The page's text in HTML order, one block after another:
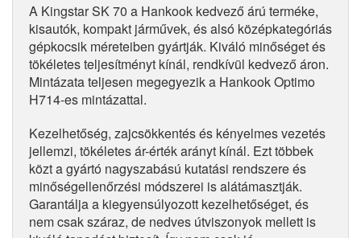
A Kingstar SK 70 a Hankook kedvező árú terméke,
kisautók, kompakt járművek, és alsó középkategóriás
gépkocsik méreteiben gyártják. Kiváló minőséget és
tökéletes teljesítményt kínál, rendkívül kedvező áron.
Mintázata teljesen megegyezik a Hankook Optimo
H714-es mintázattal.
Kezelhetőség, zajcsökkentés és kényelmes vezetés
jellemzi, tökéletes ár-érték arányt kínál. Ezt többek
közt a gyártó nagyszabású kutatási rendszere és
minőségellenőrzési módszerei is alátámasztják.
Garantálja a kiegyensúlyozott kezelhetőséget, és
nem csak száraz, de nedves útviszonyok mellett is